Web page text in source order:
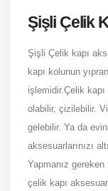
Şişli Çelik
Şişli Çelik kapı
kapı kolunun
işlemidir.Çelik
olabilir, çizilebilir.
gelebilir. Ya da
aksesuarlarınızı
Yapmanız
çelik kapı